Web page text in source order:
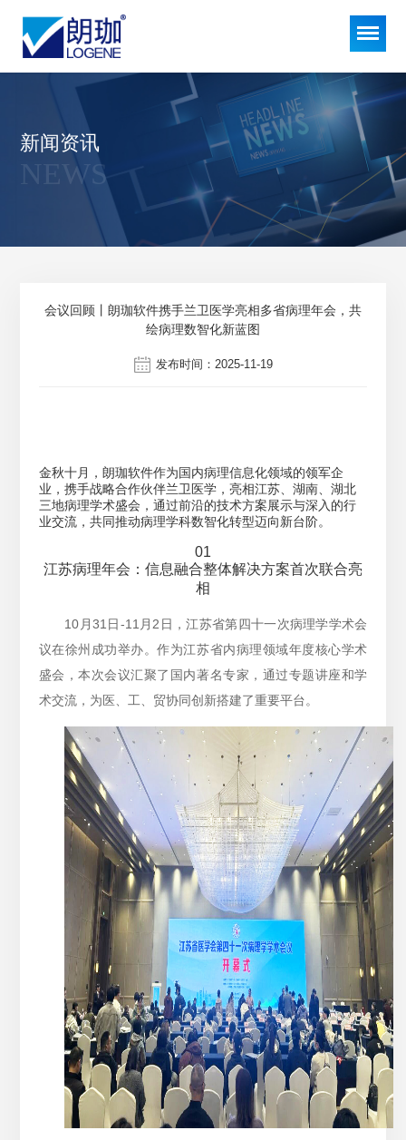
新闻资讯
NEWS
会议回顾丨朗珈软件携手兰卫医学亮相多省病理年会，共
绘病理数智化新蓝图
发布时间：2025-11-19
金秋十月，朗珈软件作为国内病理信息化领域的领军企
业，携手战略合作伙伴兰卫医学，亮相江苏、湖南、湖北
三地病理学术盛会，通过前沿的技术方案展示与深入的行
业交流，共同推动病理学科数智化转型迈向新台阶。
01
江苏病理年会：信息融合整体解决方案首次联合亮
相
10月31日-11月2日，江苏省第四十一次病理学学术会
议在徐州成功举办。作为江苏省内病理领域年度核心学术
盛会，本次会议汇聚了国内著名专家，通过专题讲座和学
术交流，为医、工、贸协同创新搭建了重要平台。